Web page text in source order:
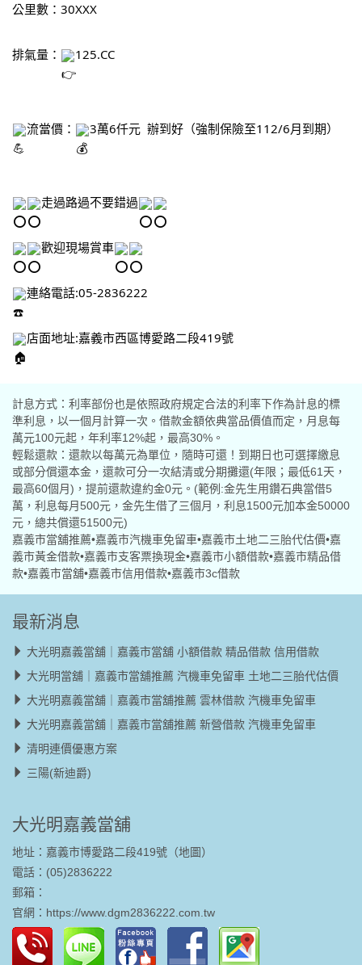
公里數：30XXX
排氣量： 125.CC
流當價： 3萬6仟元  辦到好（強制保險至112/6月到期）
走過路過不要錯過
歡迎現場賞車
連絡電話:05-2836222
店面地址:嘉義市西區博愛路二段419號
計息方式：利率部份也是依照政府規定合法的利率下作為計息的標
準利息，以一個月計算一次。借款金額依典當品價值而定，月息每
萬元100元起，年利率12%起，最高30%。
輕鬆還款：還款以每萬元為單位，隨時可還！到期日也可選擇繳息
或部分償還本金，還款可分一次結清或分期攤還(年限；最低61天，
最高60個月)，提前還款違約金0元。(範例:金先生用鑽石典當借5
萬，利息每月500元，金先生借了三個月，利息1500元加本金50000
元，總共償還51500元)
嘉義市當舖推薦•嘉義市汽機車免留車•嘉義市土地二三胎代估價•嘉
義市黃金借款•嘉義市支客票換現金•嘉義市小額借款•嘉義市精品借
款•嘉義市當舖•嘉義市信用借款•嘉義市3c借款
最新消息
大光明嘉義當舖｜嘉義市當舖 小額借款 精品借款 信用借款
大光明當舖｜嘉義市當舖推薦 汽機車免留車 土地二三胎代估價
大光明嘉義當舖｜嘉義市當舖推薦 雲林借款 汽機車免留車
大光明嘉義當舖｜嘉義市當舖推薦 新營借款 汽機車免留車
清明連價優惠方案
三陽(新迪爵)
大光明嘉義當舖
地址：嘉義市博愛路二段419號（地圖）
電話：(05)2836222
郵箱：
官網： https://www.dgm2836222.com.tw